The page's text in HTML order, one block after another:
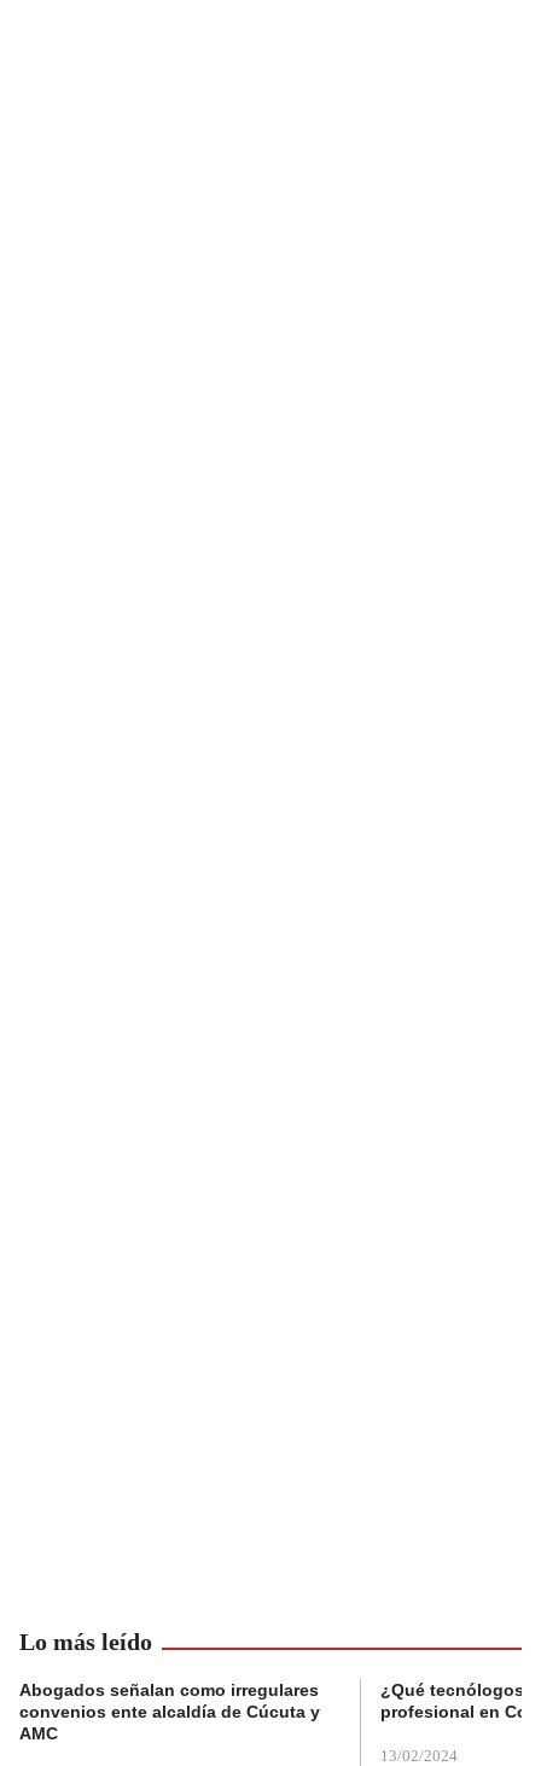
Lo más leído
Abogados señalan como irregulares
convenios ente alcaldía de Cúcuta y
AMC
¿Qué tecnólogos
profesional en
13/02/2024